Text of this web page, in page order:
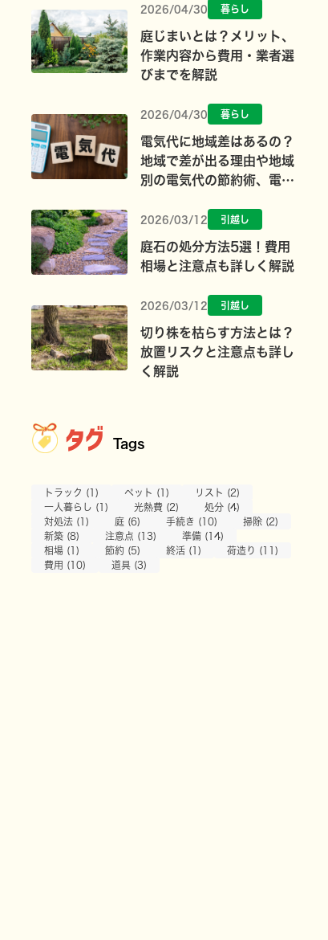
2026/04/30 暮らし
庭じまいとは？メリット、
作業内容から費用・業者選
びまでを解説
2026/04/30 暮らし
電気代に地域差はあるの？
地域で差が出る理由や地域
別の電気代の節約術、電力
2026/03/12 引越し
庭石の処分方法5選！費用
相場と注意点も詳しく解説
2026/03/12 引越し
切り株を枯らす方法とは？
放置リスクと注意点も詳し
く解説
タグ Tags
トラック (1) ペット (1)
リスト (2)
一人暮らし (1)
光熱費 (2)
処分 (4)
対処法 (1)
庭 (6) 手続き (10)
掃除 (2)
新築 (8)
注意点 (13)
準備 (14)
相場 (1)
節約 (5) 終活 (1)
荷造り (11)
費用 (10)
道具 (3)